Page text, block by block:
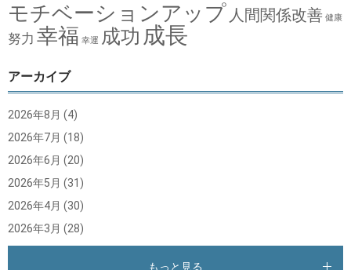
モチベーションアップ 人間関係改善 健康
努力 幸福 幸運 成功 成長
アーカイブ
2026年8月 (4)
2026年7月 (18)
2026年6月 (20)
2026年5月 (31)
2026年4月 (30)
2026年3月 (28)
もっと見る